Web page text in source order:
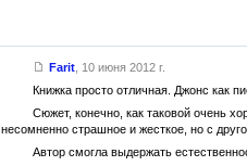
Farit, 10 июня 2012 г.
Книжка просто отличная. Джонс как
Сюжет, конечно, как таковой очень
несомненно страшное и жесткое, но с
Автор смогла выдержать